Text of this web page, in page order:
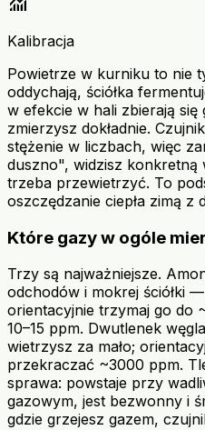
Kalibracja
Powietrze w kurniku to nie
oddychają, ściółka
w efekcie w hali zbierają
zmierzysz dokładnie.
stężenie w liczbach, więc
duszno", widzisz konkretną
trzeba przewietrzyć. To
oszczędzanie ciepła zimą z
Które gazy w ogóle
Trzy są najważniejsze.
odchodów i mokrej ściółki
orientacyjnie trzymaj go do
10–15 ppm. Dwutlenek
wietrzysz za mało;
przekraczać ~3000 ppm.
sprawa: powstaje przy
gazowym, jest bezwonny i
gdzie grzejesz gazem,